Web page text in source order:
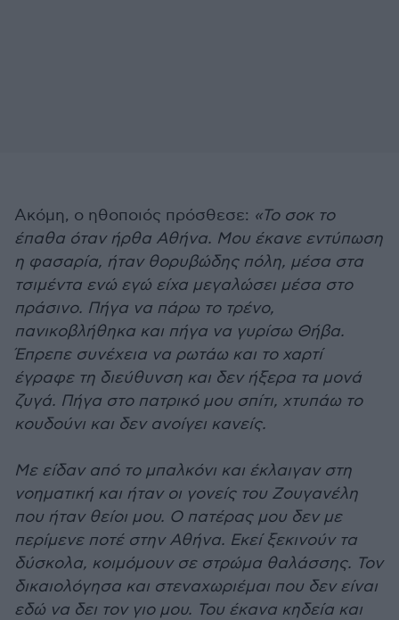
Ακόμη, ο ηθοποιός πρόσθεσε: «Το σοκ το
έπαθα όταν ήρθα Αθήνα. Μου έκανε εντύπωση
η φασαρία, ήταν θορυβώδης πόλη, μέσα στα
τσιμέντα ενώ εγώ είχα μεγαλώσει μέσα στο
πράσινο. Πήγα να πάρω το τρένο,
πανικοβλήθηκα και πήγα να γυρίσω Θήβα.
Έπρεπε συνέχεια να ρωτάω και το χαρτί
έγραφε τη διεύθυνση και δεν ήξερα τα μονά
ζυγά. Πήγα στο πατρικό μου σπίτι, χτυπάω το
κουδούνι και δεν ανοίγει κανείς.
Με είδαν από το μπαλκόνι και έκλαιγαν στη
νοηματική και ήταν οι γονείς του Ζουγανέλη
που ήταν θείοι μου. Ο πατέρας μου δεν με
περίμενε ποτέ στην Αθήνα. Εκεί ξεκινούν τα
δύσκολα, κοιμόμουν σε στρώμα θαλάσσης. Τον
δικαιολόγησα και στεναχωριέμαι που δεν είναι
εδώ να δει τον γιο μου. Του έκανα κηδεία και